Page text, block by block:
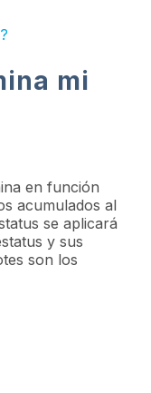
mi
en función
acumulados al
se aplicará
y sus
son los